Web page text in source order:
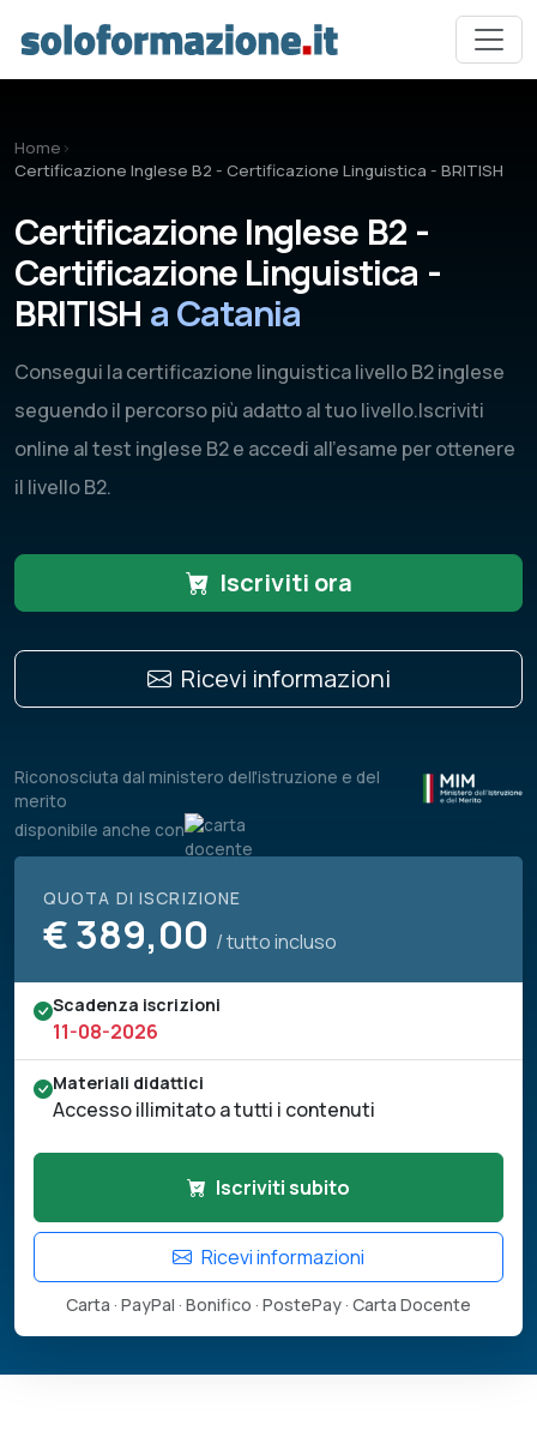
Home ›
Certificazione Inglese B2 - Certificazione Linguistica - BRITISH
Certificazione Inglese B2 -
Certificazione Linguistica -
BRITISH a Catania
Consegui la certificazione linguistica livello B2 inglese
seguendo il percorso più adatto al tuo livello.Iscriviti
online al test inglese B2 e accedi all'esame per ottenere
il livello B2.
Iscriviti ora
Ricevi informazioni
Riconosciuta dal ministero dell'istruzione e del
merito
disponibile anche con
QUOTA DI ISCRIZIONE
€389,00 / tutto incluso
Scadenza iscrizioni
11-08-2026
Materiali didattici
Accesso illimitato a tutti i contenuti
Iscriviti subito
Ricevi informazioni
Carta · PayPal · Bonifico · PostePay · Carta Docente